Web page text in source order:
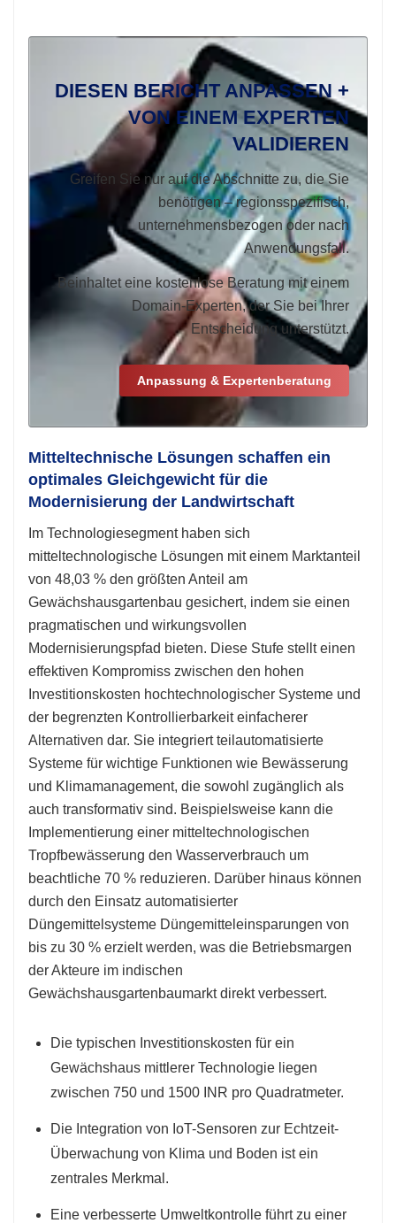
DIESEN BERICHT ANPASSEN +
VON EINEM EXPERTEN
VALIDIEREN
Greifen Sie nur auf die Abschnitte zu, die Sie
benötigen – regionsspezifisch,
unternehmensbezogen oder nach
Anwendungsfall.
Beinhaltet eine kostenlose Beratung mit einem
Domain-Experten, der Sie bei Ihrer
Entscheidung unterstützt.
Anpassung & Expertenberatung
Mitteltechnische Lösungen schaffen ein
optimales Gleichgewicht für die
Modernisierung der Landwirtschaft
Im Technologiesegment haben sich
mitteltechnologische Lösungen mit einem Marktanteil
von 48,03 % den größten Anteil am
Gewächshausgartenbau gesichert, indem sie einen
pragmatischen und wirkungsvollen
Modernisierungspfad bieten. Diese Stufe stellt einen
effektiven Kompromiss zwischen den hohen
Investitionskosten hochtechnologischer Systeme und
der begrenzten Kontrollierbarkeit einfacherer
Alternativen dar. Sie integriert teilautomatisierte
Systeme für wichtige Funktionen wie Bewässerung
und Klimamanagement, die sowohl zugänglich als
auch transformativ sind. Beispielsweise kann die
Implementierung einer mitteltechnologischen
Tropfbewässerung den Wasserverbrauch um
beachtliche 70 % reduzieren. Darüber hinaus können
durch den Einsatz automatisierter
Düngemittelsysteme Düngemitteleinsparungen von
bis zu 30 % erzielt werden, was die Betriebsmargen
der Akteure im indischen
Gewächshausgartenbaumarkt direkt verbessert.
Die typischen Investitionskosten für ein
Gewächshaus mittlerer Technologie liegen
zwischen 750 und 1500 INR pro Quadratmeter.
Die Integration von IoT-Sensoren zur Echtzeit-
Überwachung von Klima und Boden ist ein
zentrales Merkmal.
Eine verbesserte Umweltkontrolle führt zu einer